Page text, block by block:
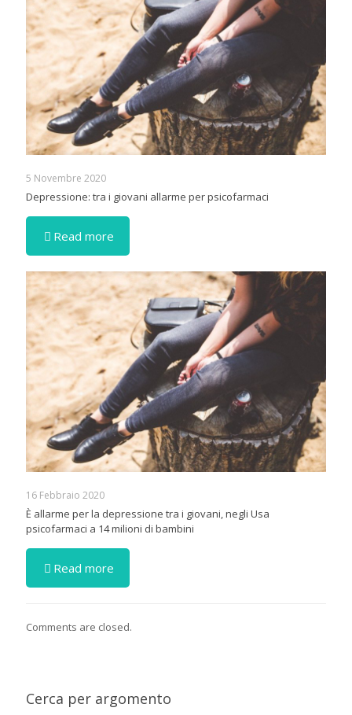
5 Novembre 2020
Depressione: tra i giovani allarme per psicofarmaci
Read more
16 Febbraio 2020
È allarme per la depressione tra i giovani, negli Usa
psicofarmaci a 14 milioni di bambini
Read more
Comments are closed.
Cerca per argomento